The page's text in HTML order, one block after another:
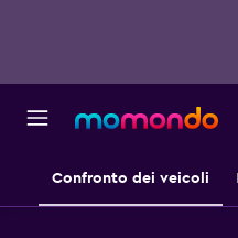
Confronto dei veicoli